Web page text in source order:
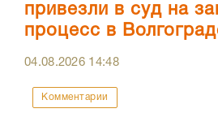
привезли в суд на
процесс в
04.08.2026 14:48
Комментарии